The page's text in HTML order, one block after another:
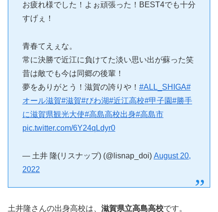
お疲れ様でした！よぉ頑張った！BEST4でも十分
すげぇ！
青春てえぇな。
常に決勝で近江に負けてた淡い思い出が蘇った笑
昔は敵でも今は同郷の後輩！
夢をありがとう！滋賀の誇りや！ #ALL_SHIGA#
オール滋賀#滋賀#びわ湖#近江高校#甲子園#勝手
に滋賀県観光大使#高島高校出身#高島市
pic.twitter.com/6Y24qLdyr0
— 土井 隆(リスナップ) (@lisnap_doi) August 20,
2022
土井隆さんの出身高校は、 滋賀県立高島高校です。